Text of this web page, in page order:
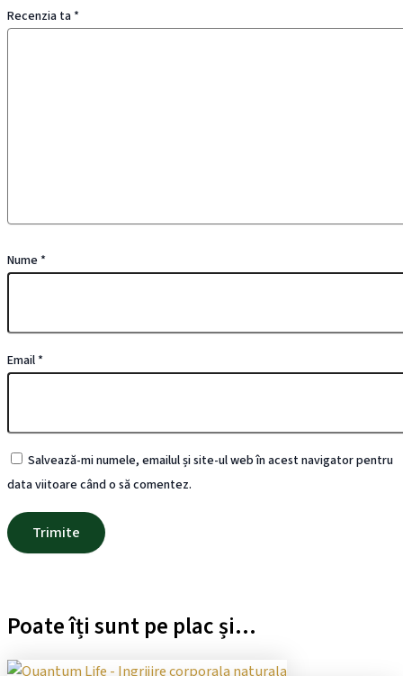
Recenzia ta*
Nume *
Email*
Salvează-mi numele, emailul și site-ul web în acest navigator pentru
data viitoare când o să comentez.
Poate îți sunt pe plac și...